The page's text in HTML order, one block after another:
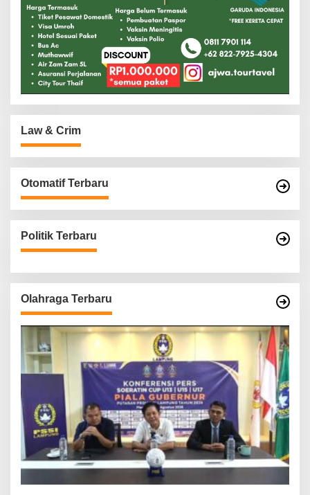
Law & Crim
Otomatif Terbaru
Politik Terbaru
Olahraga Terbaru